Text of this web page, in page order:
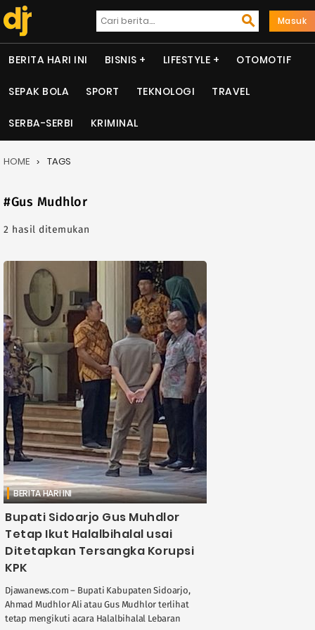
Masuk
BERITA HARI INI BISNIS LIFESTYLE OTOMOTIF
SEPAK BOLA SPORT TEKNOLOGI TRAVEL
SERBA-SERBI KRIMINAL
HOME TAGS
#Gus Mudhlor
2 hasil ditemukan
BERITA HARI INI
Bupati Sidoarjo Gus Muhdlor
Tetap Ikut Halalbihalal usai
Ditetapkan Tersangka Korupsi
KPK
Djawanews.com – Bupati Kabupaten Sidoarjo,
Ahmad Mudhlor Ali atau Gus Mudhlor terlihat
tetap mengikuti acara Halalbihalal Lebaran